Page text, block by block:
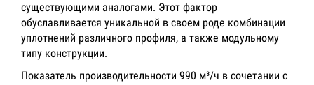
существующими аналогами. Этот фактор
обуславливается уникальной в своем роде комбинации
уплотнений различного профиля, а также модульному
типу конструкции.
Показатель производительности 990 м³/ч в сочетании с